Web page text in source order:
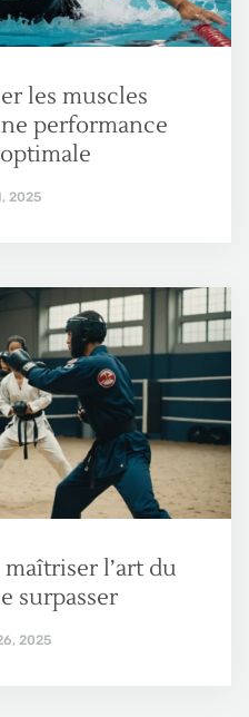
les muscles
performance
2025
l’art du
surpasser
2025